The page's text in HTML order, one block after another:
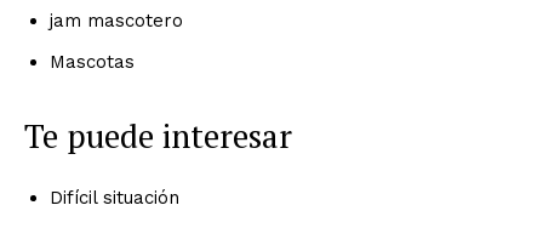
jam mascotero
Mascotas
Te puede interesar
Difícil situación